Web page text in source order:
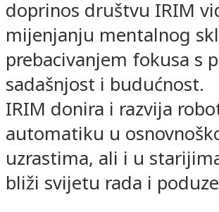
doprinos društvu IRIM
mijenjanju mentalnog
prebacivanjem fokusa s
sadašnjost i budućnost.
IRIM donira i razvija
automatiku u
uzrastima, ali i u
bliži svijetu rada i